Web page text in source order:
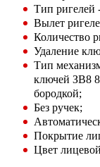
Тип ригелей
Вылет
Количество
Удаление
Тип
ключей ЗВ8
бородкой;
Без ручек;
Покрытие
Цвет